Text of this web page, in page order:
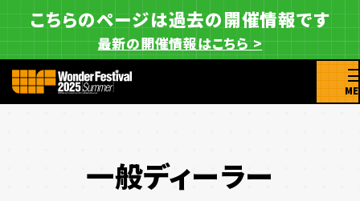
こちらのページは過去の開催情報です
最新の開催情報はこちら >
一般ディーラー